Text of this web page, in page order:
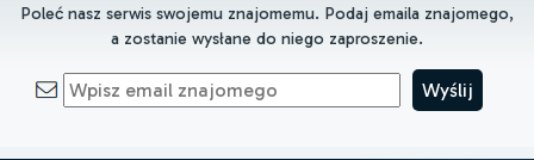
Poleć nasz serwis swojemu znajomemu. Podaj emaila znajomego,
a zostanie wysłane do niego zaproszenie.